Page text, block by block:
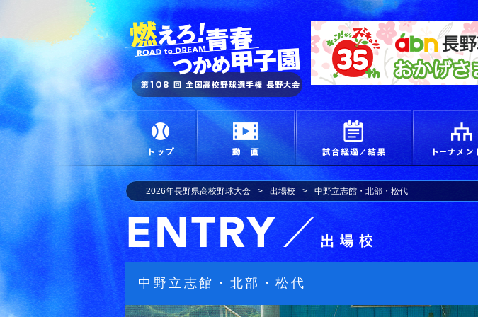
燃えろ！青春 つかめ甲子園
トップ 動画 試合経過＆結果
2026年長野県高校野球大会 出場校 中野立志館・北部・松代
出場校詳細
中野立志館・北部・松代